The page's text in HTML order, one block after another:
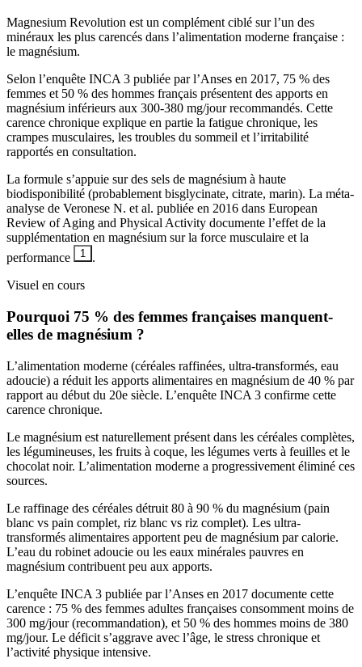
Magnesium Revolution est un complément ciblé sur l’un des
minéraux les plus carencés dans l’alimentation moderne française :
le magnésium.
Selon l’enquête INCA 3 publiée par l’Anses en 2017, 75 % des
femmes et 50 % des hommes français présentent des apports en
magnésium inférieurs aux 300-380 mg/jour recommandés. Cette
carence chronique explique en partie la fatigue chronique, les
crampes musculaires, les troubles du sommeil et l’irritabilité
rapportés en consultation.
La formule s’appuie sur des sels de magnésium à haute
biodisponibilité (probablement bisglycinate, citrate, marin). La méta-
analyse de Veronese N. et al. publiée en 2016 dans European
Review of Aging and Physical Activity documente l’effet de la
supplémentation en magnésium sur la force musculaire et la
performance
1 .
Visuel en cours
Pourquoi 75 % des femmes françaises manquent-
elles de magnésium ?
L’alimentation moderne (céréales raffinées, ultra-transformés, eau
adoucie) a réduit les apports alimentaires en magnésium de 40 % par
rapport au début du 20e siècle. L’enquête INCA 3 confirme cette
carence chronique.
Le magnésium est naturellement présent dans les céréales complètes,
les légumineuses, les fruits à coque, les légumes verts à feuilles et le
chocolat noir. L’alimentation moderne a progressivement éliminé ces
sources.
Le raffinage des céréales détruit 80 à 90 % du magnésium (pain
blanc vs pain complet, riz blanc vs riz complet). Les ultra-
transformés alimentaires apportent peu de magnésium par calorie.
L’eau du robinet adoucie ou les eaux minérales pauvres en
magnésium contribuent peu aux apports.
L’enquête INCA 3 publiée par l’Anses en 2017 documente cette
carence : 75 % des femmes adultes françaises consomment moins de
300 mg/jour (recommandation), et 50 % des hommes moins de 380
mg/jour. Le déficit s’aggrave avec l’âge, le stress chronique et
l’activité physique intensive.